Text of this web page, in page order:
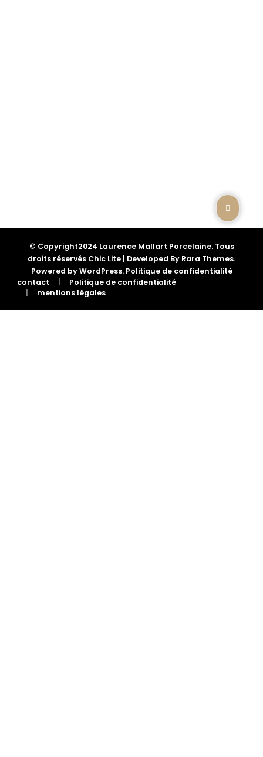
© Copyright2024 Laurence Mallart Porcelaine. Tous
droits réservés Chic Lite | Developed By Rara Themes.
Powered byWordPress. Politique de confidentialité
contact
Politique de confidentialité
mentions légales